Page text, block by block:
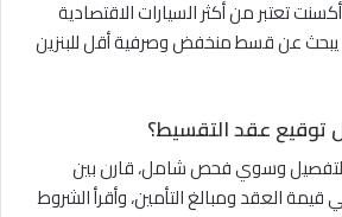
تعتبر من أكثر السيارات الاقتصادية
يبحث عن قسط منخفض وصرفية أقل للبنزين
توقيع عقد التقسيط؟
وسوي فحص شامل، قارن بين
العقد ومبالغ التأمين، وأقرأ الشروط